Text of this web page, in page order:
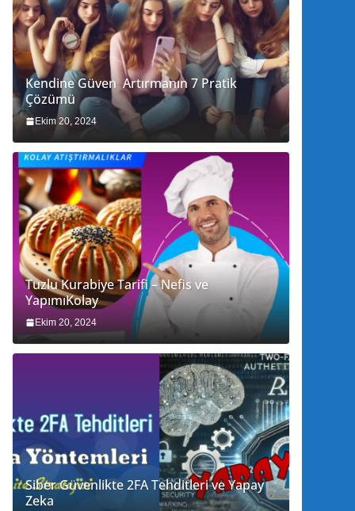
Kendine Güven Artırmanın 7 Pratik
Çözümü
Ekim 20, 2024
Tuzlu Kurabiye Tarifi – Nefis ve
YapımıKolay
Ekim 20, 2024
Siber Güvenlikte 2FA Tehditleri ve Yapay
Zeka